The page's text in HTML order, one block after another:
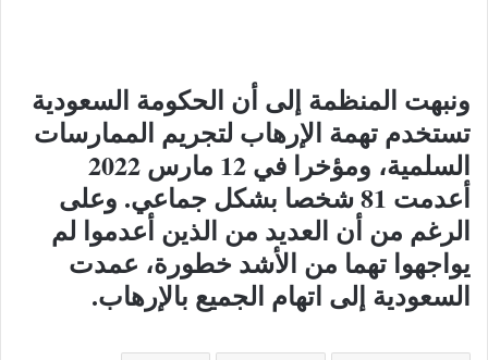
ونبهت المنظمة إلى أن الحكومة السعودية
تستخدم تهمة الإرهاب لتجريم الممارسات
السلمية، ومؤخرا في 12 مارس 2022
أعدمت 81 شخصا بشكل جماعي. وعلى
الرغم من أن العديد من الذين أعدموا لم
يواجهوا تهما من الأشد خطورة، عمدت
السعودية إلى اتهام الجميع بالإرهاب.